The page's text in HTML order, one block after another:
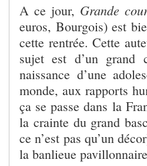
A ce jour, Grande
euros, Bourgois) est
cette rentrée. Cette
sujet est d’un grand
naissance d’une
monde, aux rapports
ça se passe dans la
la crainte du grand
ce n’est pas qu’un
la banlieue